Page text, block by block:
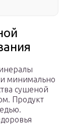
минимально
сушеной
Продукт